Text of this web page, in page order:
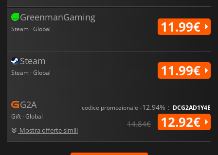
GreenmanGaming
Steam · Global 11.99€
Steam
Steam · Global 11.99€
G2A
Gift · Global
Mostra offerte simili
codice promozionale -12.94% : DCG2AD1Y4E
14.84€ 12.92€